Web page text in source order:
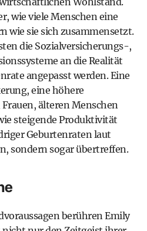
wie viele Menschen eine
wie sie sich zusammensetzt.
die Sozialversicherungs-,
an die Realität
angepasst werden. Eine
eine höhere
älteren Menschen
steigende Produktivität
Geburtenraten laut
sondern sogar übertreffen.
berühren Emily